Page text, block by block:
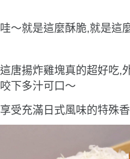
哇〜就是這麼酥脆,就是這
這唐揚炸雞塊真的超好吃,
咬下多汁可口〜
享受充滿日式風味的特殊